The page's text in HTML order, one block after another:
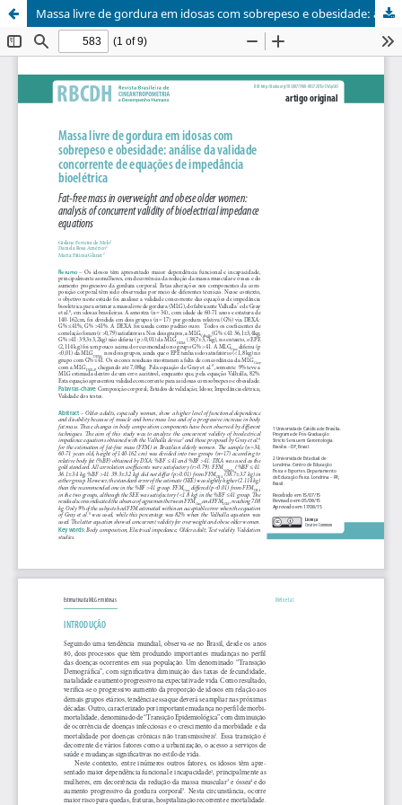
Massa livre de gordura em idosas com sobrepeso e obesidade: análise da validade concorrente de equações de impedância bioelétrica